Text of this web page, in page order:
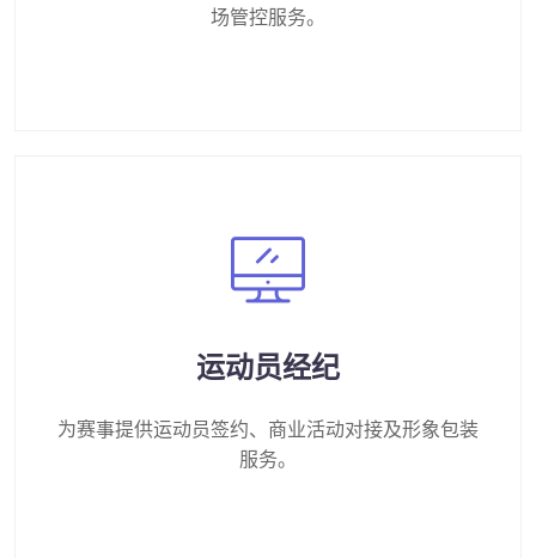
场管控服务。
运动员经纪
为赛事提供运动员签约、商业活动对接及形象包装
服务。